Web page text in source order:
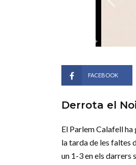
FACEBOOK
Derrota el
El Parlem Calafell
la tarda de les faltes
un 1-3 en els darrers